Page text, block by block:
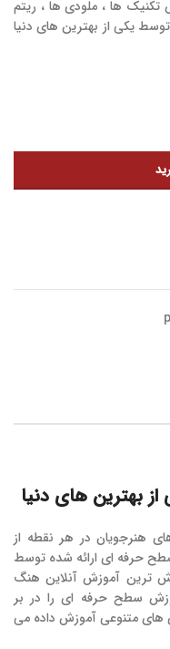
ها ، ملودی ها ، ریتم
یکی از بهترین های دنیا
بهترین های دنیا
هنرجویان در هر نقطه از
حرفه ای ارائه شده توسط
ترین آموزش آنلاین هنگ
سطح حرفه ای را در بر
های متنوعی آموزش داده می